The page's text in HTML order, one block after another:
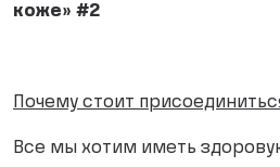
коже» #2
Почему стоит
Все мы хотим иметь